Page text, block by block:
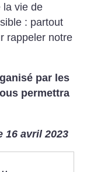
la vie de
: partout
rappeler notre
par les
permettra
16 avril 2023